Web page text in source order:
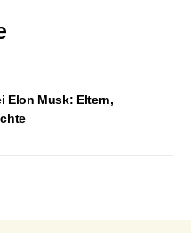
Elon Musk: Eltern,